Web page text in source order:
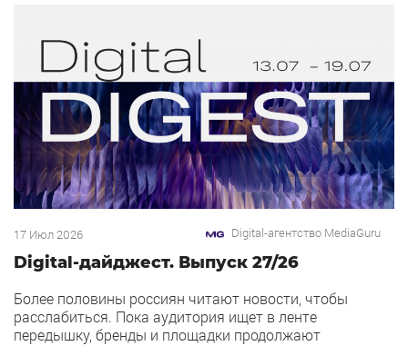
17 Июл 2026 Digital-агентство MediaGuru
Digital-дайджест. Выпуск 27/26
Более половины россиян читают новости, чтобы
расслабиться. Пока аудитория ищет в ленте
передышку, бренды и площадки продолжают